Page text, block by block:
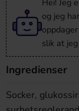
Hei! Jeg
og jeg
slik at
Ingredienser
Socker,